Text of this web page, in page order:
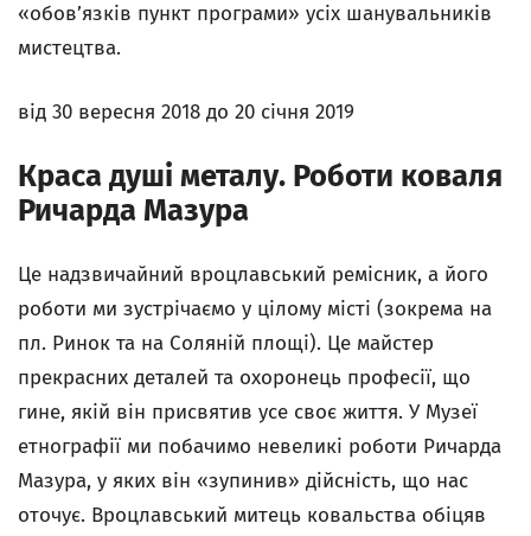
«обов’язків пункт програми» усіх шанувальників
мистецтва.
від 30 вересня 2018 до 20 січня 2019
Краса душі металу. Роботи коваля
Ричарда Мазура
Це надзвичайний вроцлавський ремісник, а його
роботи ми зустрічаємо у цілому місті (зокрема на
пл. Ринок та на Соляній площі). Це майстер
прекрасних деталей та охоронець професії, що
гине, якій він присвятив усе своє життя. У Музеї
етнографії ми побачимо невеликі роботи Ричарда
Мазура, у яких він «зупинив» дійсність, що нас
оточує. Вроцлавський митець ковальства обіцяв